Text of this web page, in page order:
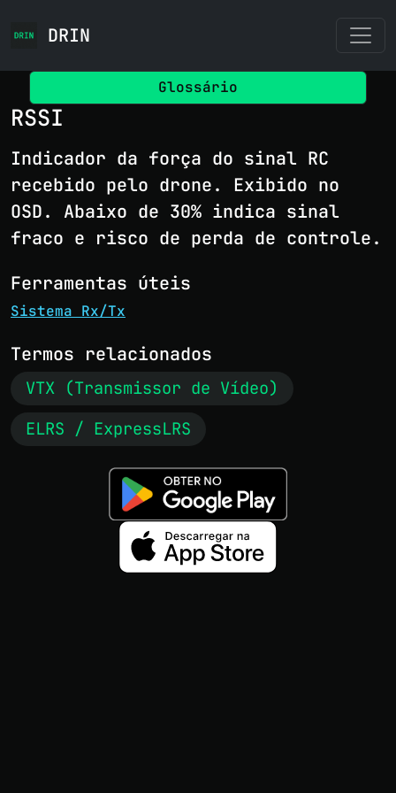
DRIN
Glossário
RSSI
Indicador da força do sinal RC
recebido pelo drone. Exibido no
OSD. Abaixo de 30% indica sinal
fraco e risco de perda de controle.
Ferramentas úteis
Sistema Rx/Tx
Termos relacionados
VTX (Transmissor de Vídeo)
ELRS / ExpressLRS